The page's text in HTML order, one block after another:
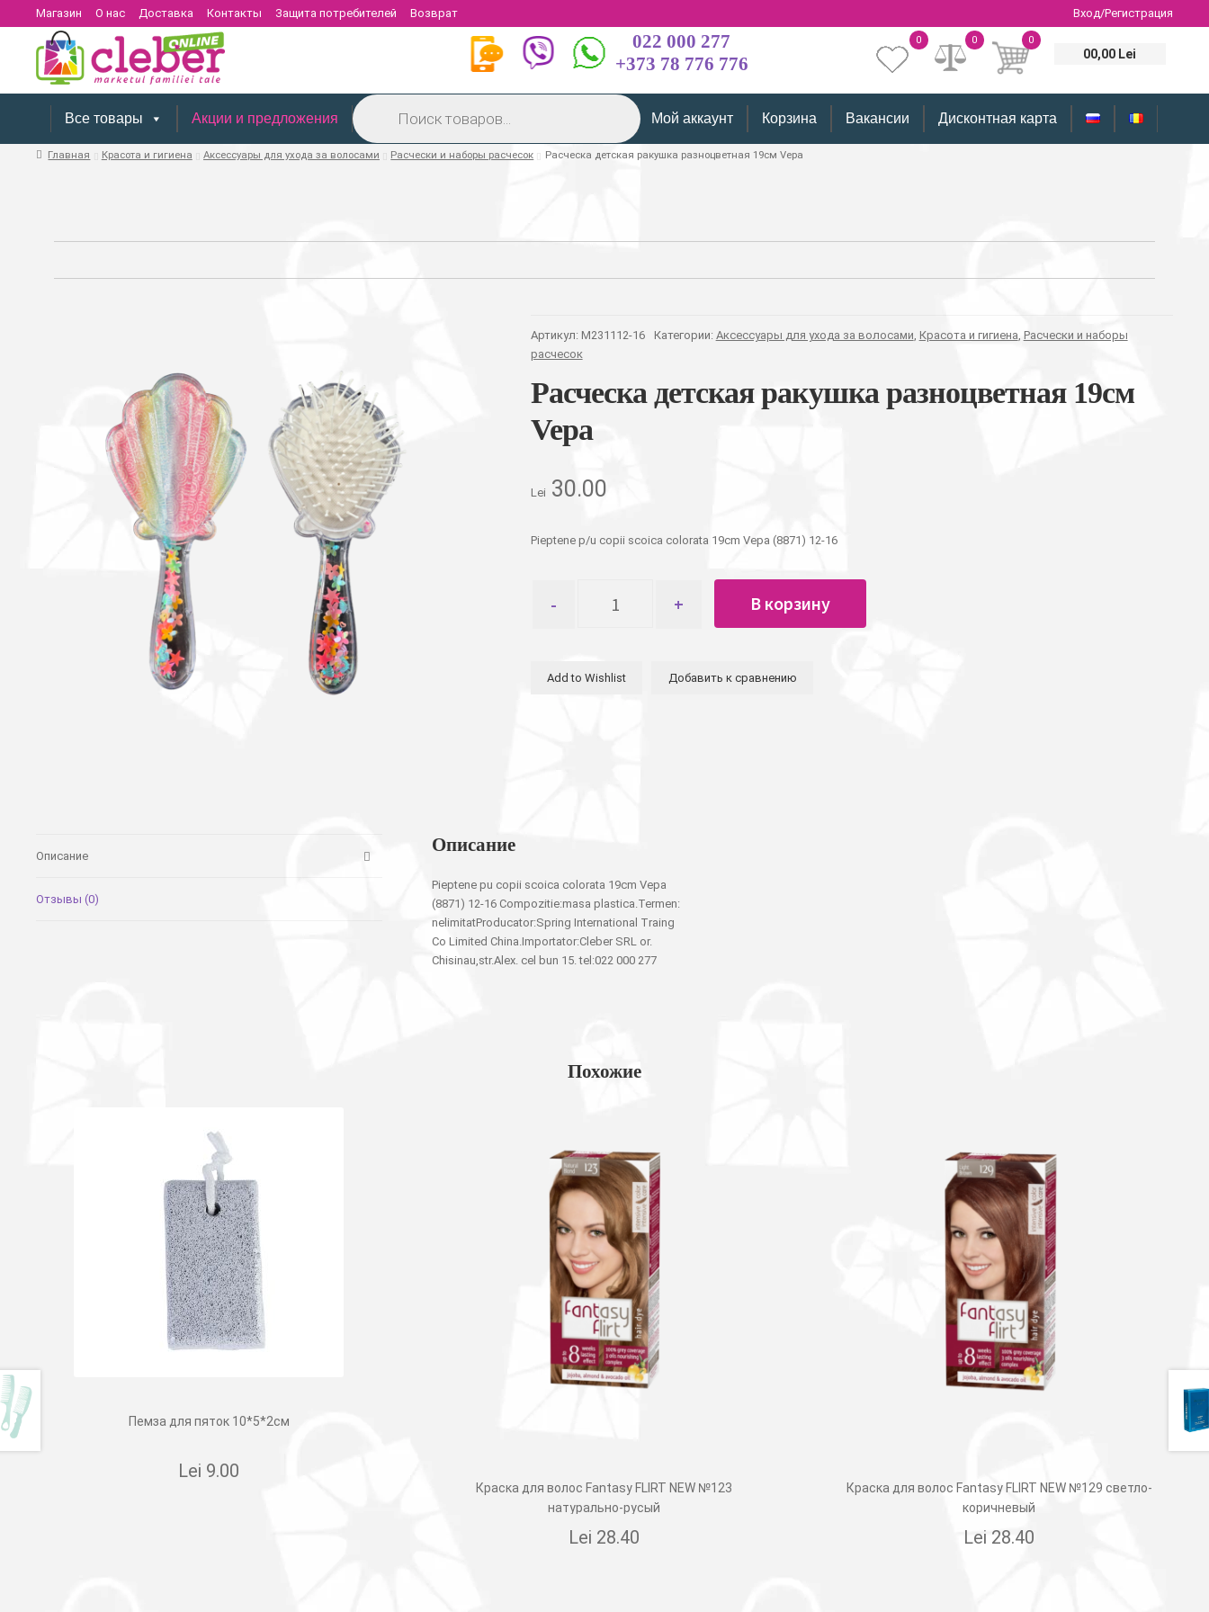
Магазин О нас Доставка Контакты Защита потребителей Возврат Вход/Регистрация
022 000 277
+373 78 776 776
0
00,00 Lei
0
0
Все товары Акции и предложения
Поиск
товаров
Мой аккаунт Корзина Вакансии Дисконтная карта
Главная Красота и гигиена Аксессуары для ухода за волосами Расчески и наборы расчесок Расческа детская ракушка разноцветная 19см Vepa
Артикул: M231112-16 Категории: Аксессуары для ухода за волосами, Красота и гигиена, Расчески и наборы
расчесок
Расческа детская ракушка разноцветная 19см
Vepa
Lei 30.00
Pieptene p/u copii scoica colorata 19cm Vepa (8871) 12-16
товара
разноцветная
В корзину
Add to Wishlist Добавить к сравнению
Описание
Отзывы (0)
Описание
Pieptene pu copii scoica colorata 19cm Vepa
(8871) 12-16 Compozitie:masa plastica.Termen:
nelimitatProducator:Spring International Traing
Co Limited China.Importator:Cleber SRL or.
Chisinau,str.Alex. cel bun 15. tel:022 000 277
Похожие
Пемза для пяток 10*5*2см
Lei 9.00
Краска для волос Fantasy FLIRT NEW №123
натурально-русый
Lei 28.40
Краска для волос Fantasy FLIRT NEW №129 светло-
коричневый
Lei 28.40